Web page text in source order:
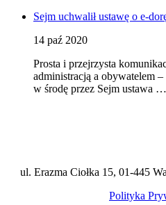
Sejm uchwalił ustawę o e-
14 paź 2020
Prosta i przejrzysta
administracją a obywatelem
w środę przez Sejm ustawa …
ul. Erazma Ciołka 15, 01-445
Polityka